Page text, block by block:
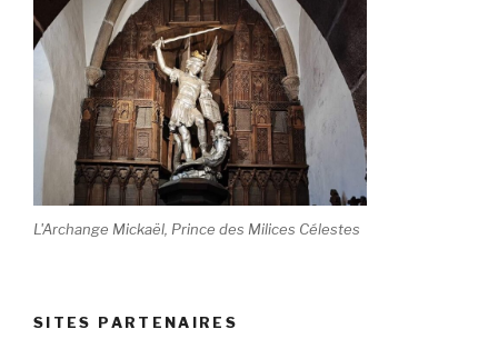
L'Archange Mickaël, Prince des Milices Célestes
SITES PARTENAIRES